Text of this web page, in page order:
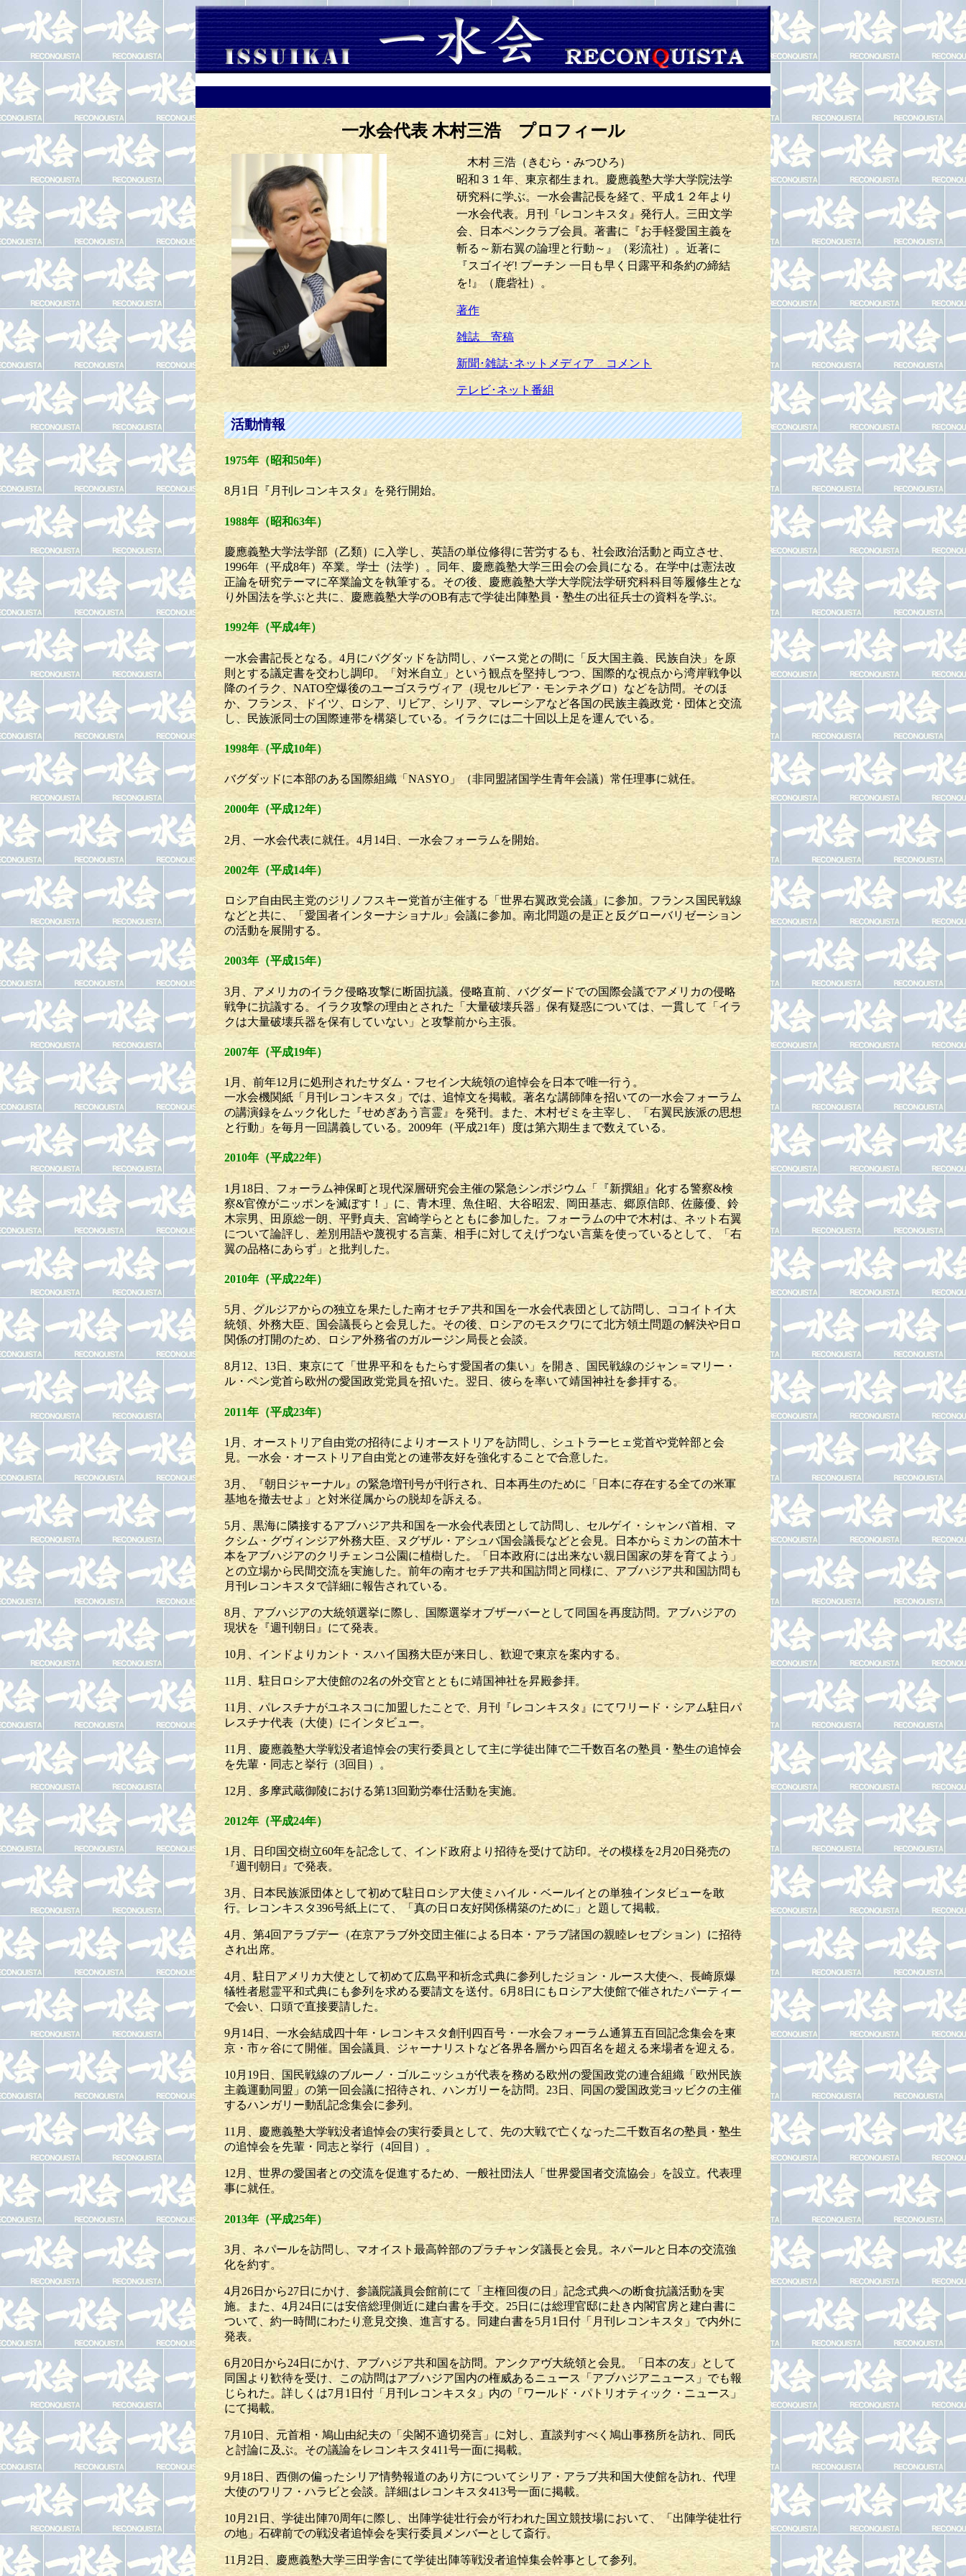
一水会代表 木村三浩 プロフィール
木村 三浩（きむら・みつひろ）
昭和３１年、東京都生まれ。慶應義塾大学大学院法学
研究科に学ぶ。一水会書記長を経て、平成１２年より
一水会代表。月刊『レコンキスタ』発行人。三田文学
会、日本ペンクラブ会員。著書に『お手軽愛国主義を
斬る～新右翼の論理と行動～』（彩流社）。近著に
『スゴイぞ! プーチン 一日も早く日露平和条約の締結
を!』（鹿砦社）。
著作
雑誌 寄稿
新聞･雑誌･ネットメディア コメント
テレビ･ネット番組
活動情報
1975年（昭和50年）
8月1日『月刊レコンキスタ』を発行開始。
1988年（昭和63年）
慶應義塾大学法学部（乙類）に入学し、英語の単位修得に苦労するも、社会政治活動と両立させ、
1996年（平成8年）卒業。学士（法学）。同年、慶應義塾大学三田会の会員になる。在学中は憲法改
正論を研究テーマに卒業論文を執筆する。その後、慶應義塾大学大学院法学研究科科目等履修生とな
り外国法を学ぶと共に、慶應義塾大学のOB有志で学徒出陣塾員・塾生の出征兵士の資料を学ぶ。
1992年（平成4年）
一水会書記長となる。4月にバグダッドを訪問し、バース党との間に「反大国主義、民族自決」を原
則とする議定書を交わし調印。「対米自立」という観点を堅持しつつ、国際的な視点から湾岸戦争以
降のイラク、NATO空爆後のユーゴスラヴィア（現セルビア・モンテネグロ）などを訪問。そのほ
か、フランス、ドイツ、ロシア、リビア、シリア、マレーシアなど各国の民族主義政党・団体と交流
し、民族派同士の国際連帯を構築している。イラクには二十回以上足を運んでいる。
1998年（平成10年）
バグダッドに本部のある国際組織「NASYO」（非同盟諸国学生青年会議）常任理事に就任。
2000年（平成12年）
2月、一水会代表に就任。4月14日、一水会フォーラムを開始。
2002年（平成14年）
ロシア自由民主党のジリノフスキー党首が主催する「世界右翼政党会議」に参加。フランス国民戦線
などと共に、「愛国者インターナショナル」会議に参加。南北問題の是正と反グローバリゼーション
の活動を展開する。
2003年（平成15年）
3月、アメリカのイラク侵略攻撃に断固抗議。侵略直前、バグダードでの国際会議でアメリカの侵略
戦争に抗議する。イラク攻撃の理由とされた「大量破壊兵器」保有疑惑については、一貫して「イラ
クは大量破壊兵器を保有していない」と攻撃前から主張。
2007年（平成19年）
1月、前年12月に処刑されたサダム・フセイン大統領の追悼会を日本で唯一行う。
一水会機関紙「月刊レコンキスタ」では、追悼文を掲載。著名な講師陣を招いての一水会フォーラム
の講演録をムック化した『せめぎあう言霊』を発刊。また、木村ゼミを主宰し、「右翼民族派の思想
と行動」を毎月一回講義している。2009年（平成21年）度は第六期生まで数えている。
2010年（平成22年）
1月18日、フォーラム神保町と現代深層研究会主催の緊急シンポジウム「『新撰組』化する警察&検
察&官僚がニッポンを滅ぼす！」に、青木理、魚住昭、大谷昭宏、岡田基志、郷原信郎、佐藤優、鈴
木宗男、田原総一朗、平野貞夫、宮崎学らとともに参加した。フォーラムの中で木村は、ネット右翼
について論評し、差別用語や蔑視する言葉、相手に対してえげつない言葉を使っているとして、「右
翼の品格にあらず」と批判した。
2010年（平成22年）
5月、グルジアからの独立を果たした南オセチア共和国を一水会代表団として訪問し、ココイトイ大
統領、外務大臣、国会議長らと会見した。その後、ロシアのモスクワにて北方領土問題の解決や日ロ
関係の打開のため、ロシア外務省のガルージン局長と会談。
8月12、13日、東京にて「世界平和をもたらす愛国者の集い」を開き、国民戦線のジャン＝マリー・
ル・ペン党首ら欧州の愛国政党党員を招いた。翌日、彼らを率いて靖国神社を参拝する。
2011年（平成23年）
1月、オーストリア自由党の招待によりオーストリアを訪問し、シュトラーヒェ党首や党幹部と会
見。一水会・オーストリア自由党との連帯友好を強化することで合意した。
3月、『朝日ジャーナル』の緊急増刊号が刊行され、日本再生のために「日本に存在する全ての米軍
基地を撤去せよ」と対米従属からの脱却を訴える。
5月、黒海に隣接するアブハジア共和国を一水会代表団として訪問し、セルゲイ・シャンバ首相、マ
クシム・グヴィンジア外務大臣、ヌグザル・アシュバ国会議長などと会見。日本からミカンの苗木十
本をアブハジアのクリチェンコ公園に植樹した。「日本政府には出来ない親日国家の芽を育てよう」
との立場から民間交流を実施した。前年の南オセチア共和国訪問と同様に、アブハジア共和国訪問も
月刊レコンキスタで詳細に報告されている。
8月、アブハジアの大統領選挙に際し、国際選挙オブザーバーとして同国を再度訪問。アブハジアの
現状を『週刊朝日』にて発表。
10月、インドよりカント・スハイ国務大臣が来日し、歓迎で東京を案内する。
11月、駐日ロシア大使館の2名の外交官とともに靖国神社を昇殿参拝。
11月、パレスチナがユネスコに加盟したことで、月刊『レコンキスタ』にてワリード・シアム駐日パ
レスチナ代表（大使）にインタビュー。
11月、慶應義塾大学戦没者追悼会の実行委員として主に学徒出陣で二千数百名の塾員・塾生の追悼会
を先輩・同志と挙行（3回目）。
12月、多摩武蔵御陵における第13回勤労奉仕活動を実施。
2012年（平成24年）
1月、日印国交樹立60年を記念して、インド政府より招待を受けて訪印。その模様を2月20日発売の
『週刊朝日』で発表。
3月、日本民族派団体として初めて駐日ロシア大使ミハイル・ベールイとの単独インタビューを敢
行。レコンキスタ396号紙上にて、「真の日ロ友好関係構築のために」と題して掲載。
4月、第4回アラブデー（在京アラブ外交団主催による日本・アラブ諸国の親睦レセプション）に招待
され出席。
4月、駐日アメリカ大使として初めて広島平和祈念式典に参列したジョン・ルース大使へ、長崎原爆
犠牲者慰霊平和式典にも参列を求める要請文を送付。6月8日にもロシア大使館で催されたパーティー
で会い、口頭で直接要請した。
9月14日、一水会結成四十年・レコンキスタ創刊四百号・一水会フォーラム通算五百回記念集会を東
京・市ヶ谷にて開催。国会議員、ジャーナリストなど各界各層から四百名を超える来場者を迎える。
10月19日、国民戦線のブルーノ・ゴルニッシュが代表を務める欧州の愛国政党の連合組織「欧州民族
主義運動同盟」の第一回会議に招待され、ハンガリーを訪問。23日、同国の愛国政党ヨッビクの主催
するハンガリー動乱記念集会に参列。
11月、慶應義塾大学戦没者追悼会の実行委員として、先の大戦で亡くなった二千数百名の塾員・塾生
の追悼会を先輩・同志と挙行（4回目）。
12月、世界の愛国者との交流を促進するため、一般社団法人「世界愛国者交流協会」を設立。代表理
事に就任。
2013年（平成25年）
3月、ネパールを訪問し、マオイスト最高幹部のプラチャンダ議長と会見。ネパールと日本の交流強
化を約す。
4月26日から27日にかけ、参議院議員会館前にて「主権回復の日」記念式典への断食抗議活動を実
施。また、4月24日には安倍総理側近に建白書を手交。25日には総理官邸に赴き内閣官房と建白書に
ついて、約一時間にわたり意見交換、進言する。同建白書を5月1日付「月刊レコンキスタ」で内外に
発表。
6月20日から24日にかけ、アブハジア共和国を訪問。アンクアヴ大統領と会見。「日本の友」として
同国より歓待を受け、この訪問はアブハジア国内の権威あるニュース「アブハジアニュース」でも報
じられた。詳しくは7月1日付「月刊レコンキスタ」内の「ワールド・パトリオティック・ニュース」
にて掲載。
7月10日、元首相・鳩山由紀夫の「尖閣不適切発言」に対し、直談判すべく鳩山事務所を訪れ、同氏
と討論に及ぶ。その議論をレコンキスタ411号一面に掲載。
9月18日、西側の偏ったシリア情勢報道のあり方についてシリア・アラブ共和国大使館を訪れ、代理
大使のワリフ・ハラビと会談。詳細はレコンキスタ413号一面に掲載。
10月21日、学徒出陣70周年に際し、出陣学徒壮行会が行われた国立競技場において、「出陣学徒壮行
の地」石碑前での戦没者追悼会を実行委員メンバーとして斎行。
11月2日、慶應義塾大学三田学舎にて学徒出陣等戦没者追悼集会幹事として参列。